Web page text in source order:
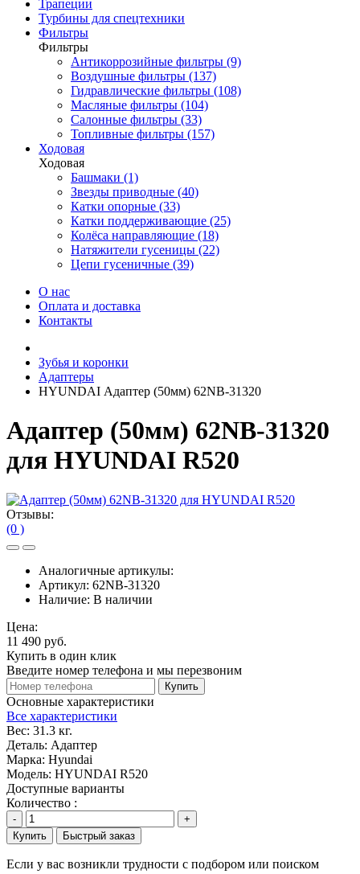
Трапеции
Турбины для спецтехники
Фильтры
Фильтры
Антикоррозийные фильтры (9)
Воздушные фильтры (137)
Гидравлические фильтры (108)
Масляные фильтры (104)
Салонные фильтры (33)
Топливные фильтры (157)
Ходовая
Ходовая
Башмаки (1)
Звезды приводные (40)
Катки опорные (33)
Катки поддерживающие (25)
Колёса направляющие (18)
Натяжители гусеницы (22)
Цепи гусеничные (39)
О нас
Оплата и доставка
Контакты
Зубья и коронки
Адаптеры
HYUNDAI Адаптер (50мм) 62NB-31320
Адаптер (50мм) 62NB-31320
для HYUNDAI R520
Отзывы:
(0 )
Аналогичные артикулы:
Артикул: 62NB-31320
Наличие: В наличии
Цена:
11 490 руб.
Купить в один клик
Введите номер телефона и мы перезвоним
Купить
Основные характеристики
Все характеристики
Вес: 31.3 кг.
Деталь: Адаптер
Марка: Hyundai
Модель: HYUNDAI R520
Доступные варианты
Количество :
-
+
Купить
Быстрый заказ
Если у вас возникли трудности с подбором или поиском